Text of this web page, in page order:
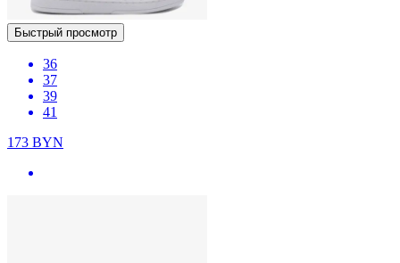
Быстрый просмотр
36
37
39
41
173 BYN